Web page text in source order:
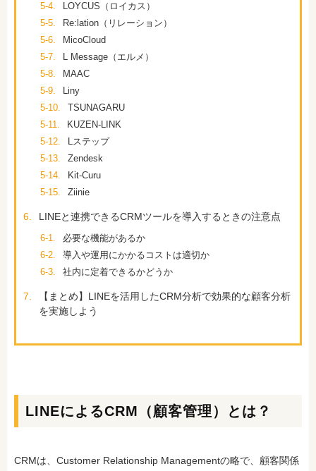
5-4.
LOYCUS（ロイカス）
5-5.
Re:lation（リレーション）
5-6.
MicoCloud
5-7.
L Message（エルメ）
5-8.
MAAC
5-9.
Liny
5-10.
TSUNAGARU
5-11.
KUZEN-LINK
5-12.
Lステップ
5-13.
Zendesk
5-14.
Kit-Curu
5-15.
Ziinie
6. LINEと連携できるCRMツールを導入するときの注意点
6-1.
必要な機能があるか
6-2.
導入や運用にかかるコストは適切か
6-3.
社内に定着できるかどうか
7.
【まとめ】LINEを活用したCRM分析で効果的な顧客分析
を実施しよう
LINEによるCRM（顧客管理）とは？
CRMは、Customer Relationship Managementの略で、顧客関係